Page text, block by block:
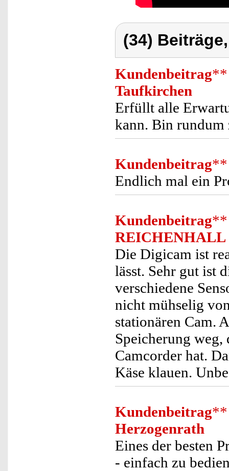
(34)
Kundenbeitrag**
Taufkirchen
Erfüllt alle
kann. Bin rundum
Kundenbeitrag**
Endlich mal ein
Kundenbeitrag**
REICHENHALL
Die Digicam ist
lässt. Sehr gut ist
verschiedene
nicht mühselig
stationären Cam.
Speicherung
Camcorder hat.
Käse klauen.
Kundenbeitrag**
Herzogenrath
Eines der besten
- einfach zu